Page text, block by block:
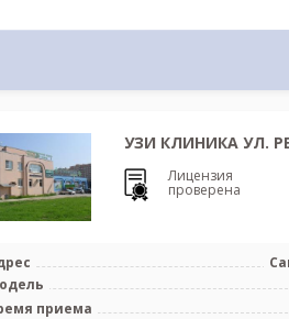
УЗИ КЛИНИКА УЛ.
Лицензия
проверена
приема